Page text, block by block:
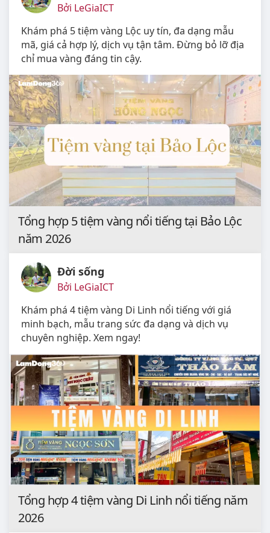
Bởi LeGiaICT
Khám phá 5 tiệm vàng Lộc uy tín, đa dạng mẫu
mã, giá cả hợp lý, dịch vụ tận tâm. Đừng bỏ lỡ địa
chỉ mua vàng đáng tin cậy.
Tổng hợp 5 tiệm vàng nổi tiếng tại Bảo Lộc
năm 2026
Đời sống
Bởi LeGiaICT
Khám phá 4 tiệm vàng Di Linh nổi tiếng với giá
minh bạch, mẫu trang sức đa dạng và dịch vụ
chuyên nghiệp. Xem ngay!
Tổng hợp 4 tiệm vàng Di Linh nổi tiếng năm
2026